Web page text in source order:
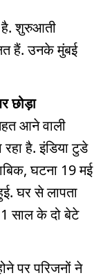
है. शुरुआती
हैं. उनके मुंबई
छोड़ा
आने वाली
है. इंडिया टुडे
घटना 19 मई
घर से लापता
साल के दो बेटे
पर परिजनों ने